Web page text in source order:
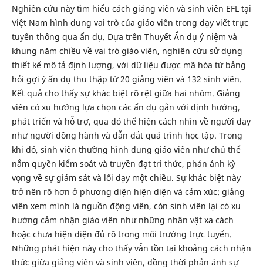
Nghiên cứu này tìm hiểu cách giảng viên và sinh viên EFL tại
Việt Nam hình dung vai trò của giáo viên trong dạy viết trực
tuyến thông qua ẩn dụ. Dựa trên Thuyết Ẩn dụ ý niệm và
khung năm chiều về vai trò giáo viên, nghiên cứu sử dụng
thiết kế mô tả định lượng, với dữ liệu được mã hóa từ bảng
hỏi gợi ý ẩn dụ thu thập từ 20 giảng viên và 132 sinh viên.
Kết quả cho thấy sự khác biệt rõ rệt giữa hai nhóm. Giảng
viên có xu hướng lựa chọn các ẩn dụ gắn với định hướng,
phát triển và hỗ trợ, qua đó thể hiện cách nhìn về người dạy
như người đồng hành và dẫn dắt quá trình học tập. Trong
khi đó, sinh viên thường hình dung giáo viên như chủ thể
nắm quyền kiểm soát và truyền đạt tri thức, phản ánh kỳ
vọng về sự giám sát và lối dạy một chiều. Sự khác biệt này
trở nên rõ hơn ở phương diện hiện diện và cảm xúc: giảng
viên xem mình là nguồn động viên, còn sinh viên lại có xu
hướng cảm nhận giáo viên như những nhân vật xa cách
hoặc chưa hiện diện đủ rõ trong môi trường trực tuyến.
Những phát hiện này cho thấy vẫn tồn tại khoảng cách nhận
thức giữa giảng viên và sinh viên, đồng thời phản ánh sự